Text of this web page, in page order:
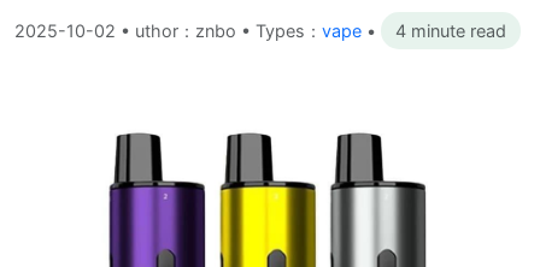
2025-10-02 • uthor：znbo • Types： vape • 4 minute read